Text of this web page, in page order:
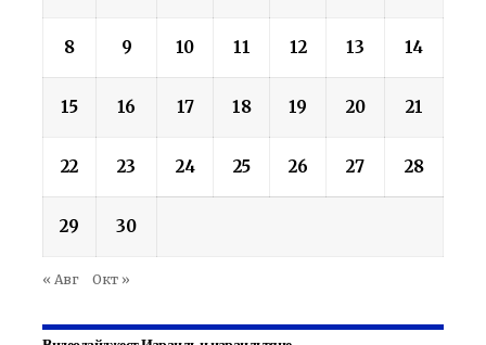
8 9 10 11 12 13 14
15 16 17 18 19 20 21
22 23 24 25 26 27 28
29 30
« Авг Окт »